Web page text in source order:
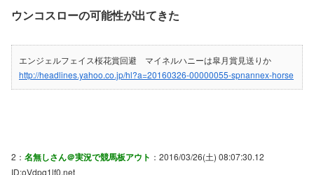
ウンコスローの可能性が出てきた
エンジェルフェイス桜花賞回避 マイネルハニーは皐月賞見送りか
http://headlines.yahoo.co.jp/hl?a=20160326-00000055-spnannex-horse
2： 名無しさん＠実況で競馬板アウト ：2016/03/26(土) 08:07:30.12
ID:oVdpq1lf0.net